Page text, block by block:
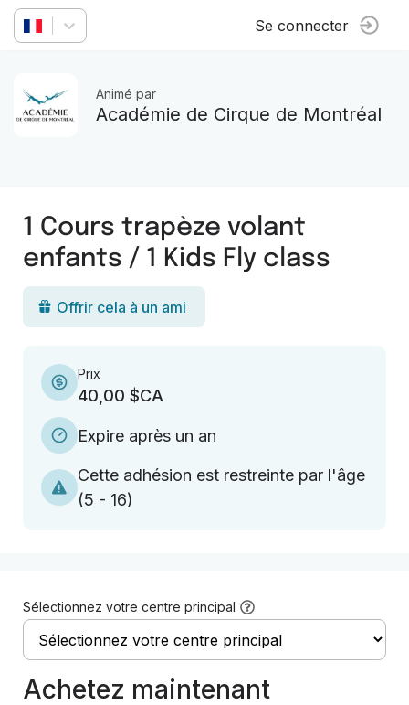
Se connecter
Animé par
Académie de Cirque de Montréal
1 Cours trapèze volant
enfants / 1 Kids Fly class
Offrir cela à un ami
Prix
40,00 $CA
Expire après un an
Cette adhésion est restreinte par l'âge
(5 - 16)
Sélectionnez votre centre principal
Achetez maintenant